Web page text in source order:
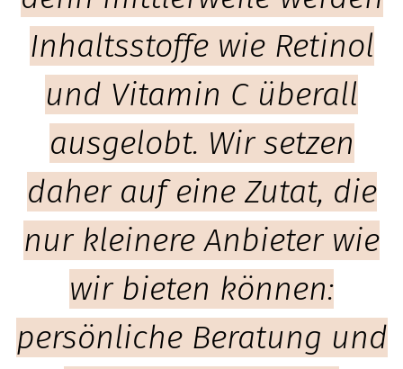
Inhaltsstoffe wie Retinol
und Vitamin C überall
ausgelobt. Wir setzen
daher auf eine Zutat, die
nur kleinere Anbieter wie
wir bieten können:
persönliche Beratung und